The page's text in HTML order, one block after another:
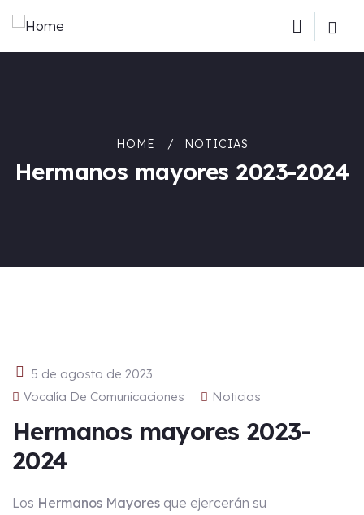
HOME NOTICIAS
Hermanos mayores 2023-2024
5 de agosto de 2023
Vocalía De Comunicaciones
Noticias
Hermanos mayores 2023-
2024
Los Hermanos Mayores que ejercerán su